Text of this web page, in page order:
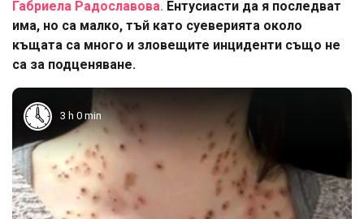
Габриела Радославова. Ентусиасти да я последват
има, но са малко, тъй като суеверията около
къщата са много и зловещите инциденти също не
са за подценяване.
3 h 0 min